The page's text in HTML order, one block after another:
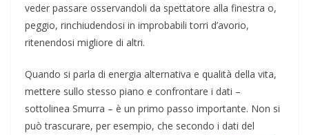
veder passare osservandoli da spettatore alla finestra o,
peggio, rinchiudendosi in improbabili torri d’avorio,
ritenendosi migliore di altri.
Quando si parla di energia alternativa e qualità della vita,
mettere sullo stesso piano e confrontare i dati –
sottolinea Smurra – è un primo passo importante. Non si
può trascurare, per esempio, che secondo i dati del